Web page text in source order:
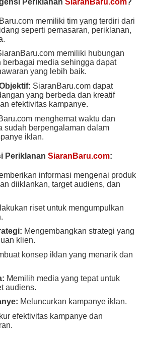
memiliki tim yang terdiri dari
seperti pemasaran, periklanan,
memiliki hubungan
berbagai media sehingga dapat
yang lebih baik.
SiaranBaru.com dapat
yang berbeda dan kreatif
efektivitas kampanye.
menghemat waktu dan
sudah berpengalaman dalam
iklan.
Periklanan SiaranBaru.com:
informasi mengenai produk
diiklankan, target audiens, dan
riset untuk mengumpulkan
Mengembangkan strategi yang
klien.
konsep iklan yang menarik dan
Memilih media yang tepat untuk
audiens.
Meluncurkan kampanye iklan.
efektivitas kampanye dan